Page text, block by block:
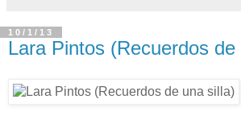
10/1/13
Lara Pintos (Recuerdos de